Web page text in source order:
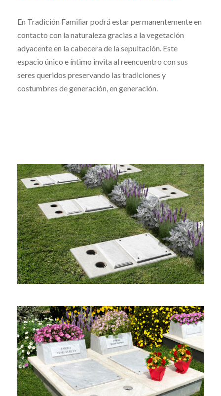
En Tradición Familiar podrá estar permanentemente en
contacto con la naturaleza gracias a la vegetación
adyacente en la cabecera de la sepultación. Este
espacio único e íntimo invita al reencuentro con sus
seres queridos preservando las tradiciones y
costumbres de generación, en generación.